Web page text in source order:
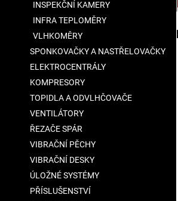
INSPEKČNÍ KAMERY
INFRA TEPLOMĚRY
VLHKOMĚRY
SPONKOVAČKY A NASTŘELOVAČKY
ELEKTROCENTRÁLY
KOMPRESORY
TOPIDLA A ODVLHČOVAČE
VENTILÁTORY
ŘEZAČE SPÁR
VIBRAČNÍ PĚCHY
VIBRAČNÍ DESKY
ÚLOŽNÉ SYSTÉMY
PŘÍSLUŠENSTVÍ